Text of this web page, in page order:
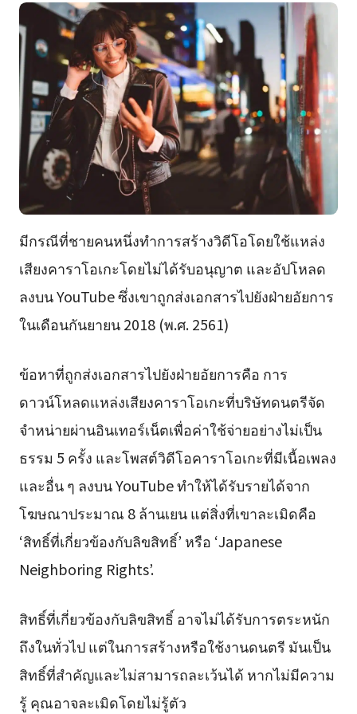
มีกรณีที่ชายคนหนึ่งทำการสร้างวิดีโอโดยใช้แหล่ง
เสียงคาราโอเกะโดยไม่ได้รับอนุญาต และอัปโหลด
ลงบน YouTube ซึ่งเขาถูกส่งเอกสารไปยังฝ่ายอัยการ
ในเดือนกันยายน 2018 (พ.ศ. 2561)
ข้อหาที่ถูกส่งเอกสารไปยังฝ่ายอัยการคือ การ
ดาวน์โหลดแหล่งเสียงคาราโอเกะที่บริษัทดนตรีจัด
จำหน่ายผ่านอินเทอร์เน็ตเพื่อค่าใช้จ่ายอย่างไม่เป็น
ธรรม 5 ครั้ง และโพสต์วิดีโอคาราโอเกะที่มีเนื้อเพลง
และอื่น ๆ ลงบน YouTube ทำให้ได้รับรายได้จาก
โฆษณาประมาณ 8 ล้านเยน แต่สิ่งที่เขาละเมิดคือ
‘สิทธิ์ที่เกี่ยวข้องกับลิขสิทธิ์’ หรือ ‘Japanese
Neighboring Rights’.
สิทธิ์ที่เกี่ยวข้องกับลิขสิทธิ์ อาจไม่ได้รับการตระหนัก
ถึงในทั่วไป แต่ในการสร้างหรือใช้งานดนตรี มันเป็น
สิทธิ์ที่สำคัญและไม่สามารถละเว้นได้ หากไม่มีความ
รู้ คุณอาจละเมิดโดยไม่รู้ตัว